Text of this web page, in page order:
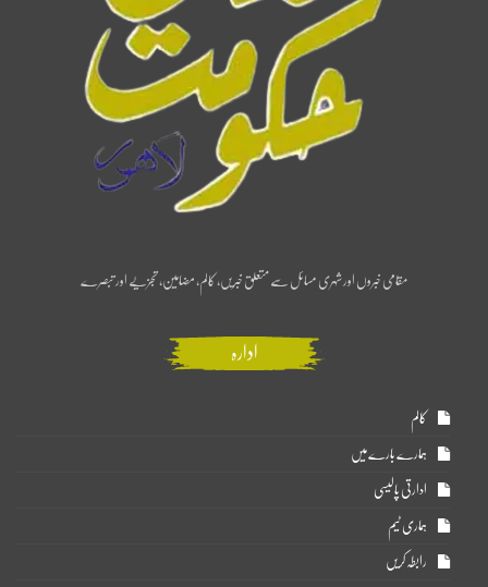
مقامی خبروں اور شہری مسائل سے متعلق خبریں، کالم، مضامین، تجزیے اور تبصرے
ادارہ
کالم
ہمارے بارے میں
ادارتی پالیسی
ہماری ٹیم
رابطہ کریں